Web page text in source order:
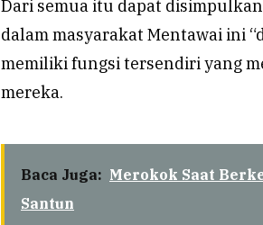
Dari semua itu dapat
dalam masyarakat Mentawai ini
memiliki fungsi tersendiri yang
mereka.
Baca Juga: Merokok Saat
Santun